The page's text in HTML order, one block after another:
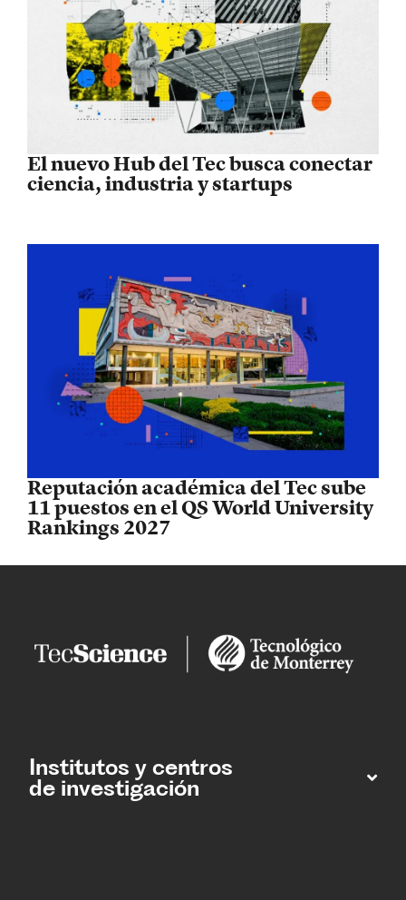
El nuevo Hub del Tec busca conectar
ciencia, industria y startups
Reputación académica del Tec sube
11 puestos en el QS World University
Rankings 2027
Institutos y centros
de investigación